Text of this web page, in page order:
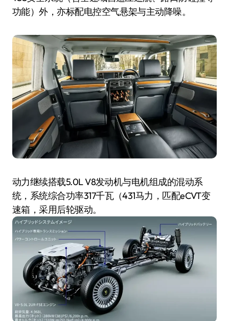
功能）外，亦标配电控空气悬架与主动降噪。
动力继续搭载5.0L V8发动机与电机组成的混动系
统，系统综合功率317千瓦（431马力，匹配eCVT变
速箱，采用后轮驱动。